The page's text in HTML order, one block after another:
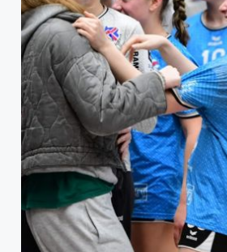
SCHNUPPERTAG"